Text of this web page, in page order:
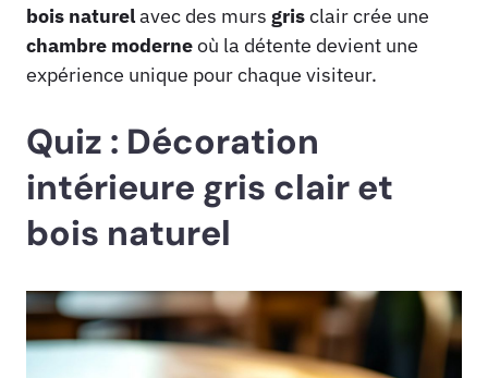
bois naturelavec des murs grisclair crée une
chambre moderneoù la détente devient une
expérience unique pour chaque visiteur.
Quiz : Décoration
intérieure gris clair et
bois naturel